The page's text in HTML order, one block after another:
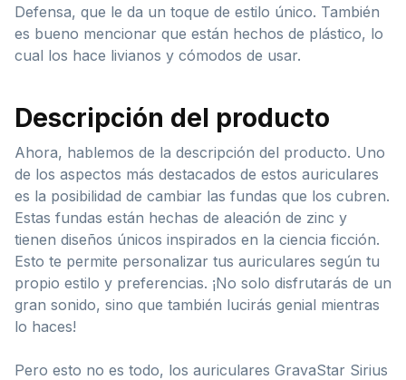
Defensa, que le da un toque de estilo único. También
es bueno mencionar que están hechos de plástico, lo
cual los hace livianos y cómodos de usar.
Descripción del producto
Ahora, hablemos de la descripción del producto. Uno
de los aspectos más destacados de estos auriculares
es la posibilidad de cambiar las fundas que los cubren.
Estas fundas están hechas de aleación de zinc y
tienen diseños únicos inspirados en la ciencia ficción.
Esto te permite personalizar tus auriculares según tu
propio estilo y preferencias. ¡No solo disfrutarás de un
gran sonido, sino que también lucirás genial mientras
lo haces!
Pero esto no es todo, los auriculares GravaStar Sirius